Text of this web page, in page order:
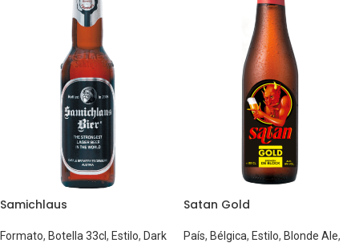
Samichlaus
Formato, Botella 33cl, Estilo, Dark
Satan Gold
País, Bélgica, Estilo, Blonde Ale,